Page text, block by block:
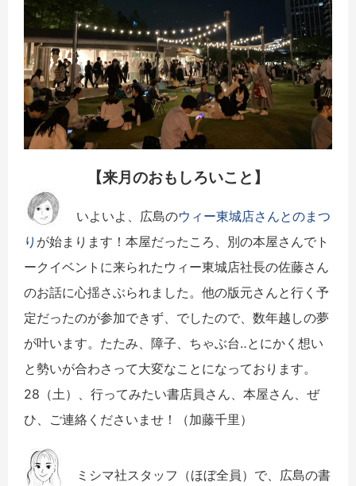
【来月のおもしろいこと】
いよいよ、広島のウィー東城店さんとのまつ
り が始まります！本屋だったころ、別の本屋さんでト
ークイベントに来られたウィー東城店社長の佐藤さん
のお話に心揺さぶられました。他の版元さんと行く予
定だったのが参加できず、でしたので、数年越しの夢
が叶います。たたみ、障子、ちゃぶ台‥とにかく想い
と勢いが合わさって大変なことになっております。
28（土）、行ってみたい書店員さん、本屋さん、ぜ
ひ、ご連絡くださいませ！（加藤千里）
ミシマ社スタッフ（ほぼ全員）で、広島の書